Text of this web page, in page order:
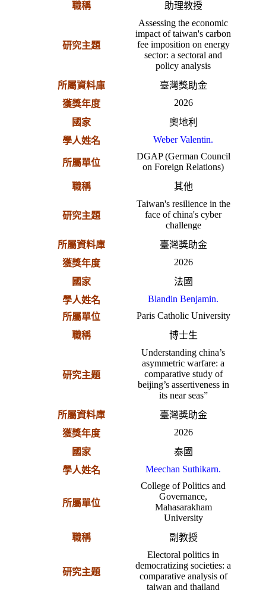
職稱
助理教授
研究主題
Assessing the economic
impact of taiwan's carbon
fee imposition on energy
sector: a sectoral and
policy analysis
所屬資料庫
臺灣獎助金
獲獎年度
2026
國家
奧地利
學人姓名
Weber Valentin.
所屬單位
DGAP (German Council
on Foreign Relations)
職稱
其他
研究主題
Taiwan's resilience in the
face of china's cyber
challenge
所屬資料庫
臺灣獎助金
獲獎年度
2026
國家
法國
學人姓名
Blandin Benjamin.
所屬單位
Paris Catholic University
職稱
博士生
研究主題
Understanding china’s
asymmetric warfare: a
comparative study of
beijing’s assertiveness in
its near seas”
所屬資料庫
臺灣獎助金
獲獎年度
2026
國家
泰國
學人姓名
Meechan Suthikarn.
所屬單位
College of Politics and
Governance,
Mahasarakham
University
職稱
副教授
研究主題
Electoral politics in
democratizing societies: a
comparative analysis of
taiwan and thailand